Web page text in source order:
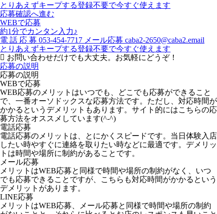
とりあえずキープする登録不要で今すぐ使えます
応募確認へ進む
WEBで応募
約1分でカンタン入力♪
電 話 応 募 053-454-7717 メール応募 caba2-2650@caba2.email
とりあえずキープする登録不要で今すぐ使えます
お問い合わせだけでも大丈夫。お気軽にどうぞ！
応募の説明
応募の説明
WEBで応募
WEB応募のメリットはいつでも、どこでも応募ができること
で、一番オーソドックスな応募方法です。ただし、対応時間が
かかるというデメリットもあります。サイト的にはこちらの応
募方法をオススメしています(^-^)
電話応募
電話応募のメリットは、とにかくスピードです。当日体験入店
したい時やすぐに連絡を取りたい時などに最適です。デメリッ
トは時間や場所に制約があることです。
メール応募
メリットはWEB応募と同様で時間や場所の制約がなく、いつ
でも応募できることですが、こちらも対応時間がかかるという
デメリットがあります。
LINE応募
メリットはWEB応募、メール応募と同様で時間や場所の制約